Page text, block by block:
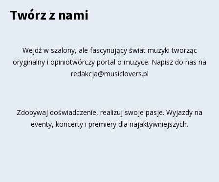
Twórz z nami
Wejdź w szalony, ale fascynujący świat muzyki tworząc
oryginalny i opiniotwórczy portal o muzyce. Napisz do nas na
redakcja@musiclovers.pl
Zdobywaj doświadczenie, realizuj swoje pasje. Wyjazdy na
eventy, koncerty i premiery dla najaktywniejszych.